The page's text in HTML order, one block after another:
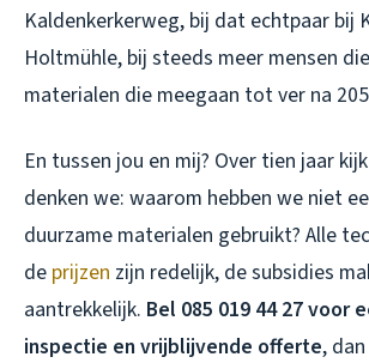
Kaldenkerkerweg, bij dat echtpaar bij
Holtmühle, bij steeds meer mensen
materialen die meegaan tot ver na
En tussen jou en mij? Over tien jaar
denken we: waarom hebben we niet
duurzame materialen gebruikt? Alle
de prijzen zijn redelijk, de subsidies
aantrekkelijk. Bel 085 019 44 27 voor
inspectie en vrijblijvende offerte,